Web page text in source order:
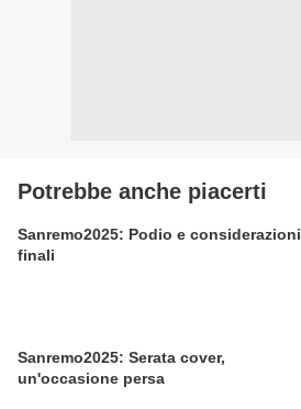
Potrebbe anche piacerti
Sanremo2025: Podio e considerazioni
finali
Sanremo2025: Serata cover,
un'occasione persa